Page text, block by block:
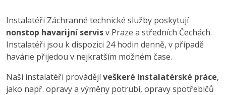
Instalatéři Záchranné technické služby poskytují
nonstop havarijní servisv Praze a středních Čechách.
Instalatéři jsou k dispozici 24 hodin denně, v případě
havárie přijedou v nejkratším možném čase.
Naši instalatéři provádějíveškeré instalatérské práce,
jako např. opravy a výměny potrubí, opravy spotřebičů